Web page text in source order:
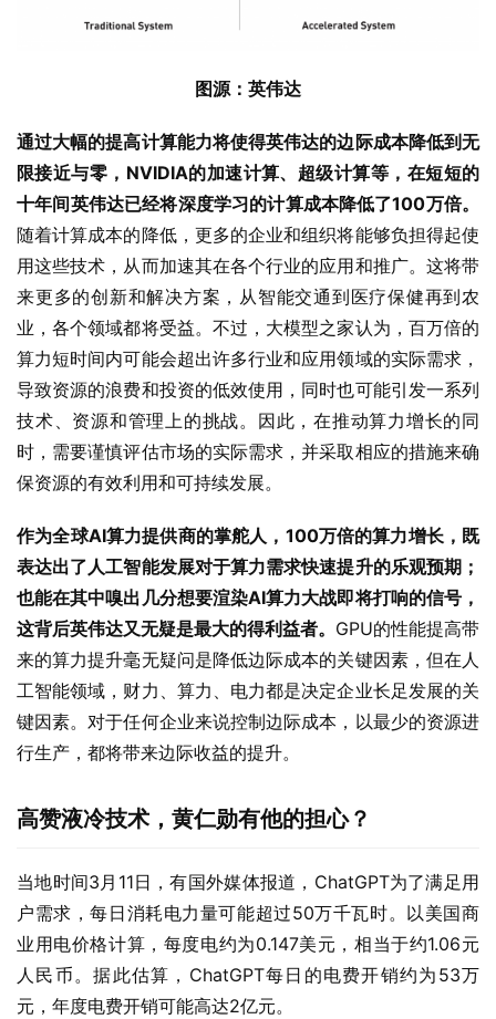
图源：英伟达
通过大幅的提高计算能力将使得英伟达的边际成本降低到无
限接近与零，NVIDIA的加速计算、超级计算等，在短短的
十年间英伟达已经将深度学习的计算成本降低了100万倍。
随着计算成本的降低，更多的企业和组织将能够负担得起使
用这些技术，从而加速其在各个行业的应用和推广。这将带
来更多的创新和解决方案，从智能交通到医疗保健再到农
业，各个领域都将受益。不过，大模型之家认为，百万倍的
算力短时间内可能会超出许多行业和应用领域的实际需求，
导致资源的浪费和投资的低效使用，同时也可能引发一系列
技术、资源和管理上的挑战。因此，在推动算力增长的同
时，需要谨慎评估市场的实际需求，并采取相应的措施来确
保资源的有效利用和可持续发展。
作为全球AI算力提供商的掌舵人，100万倍的算力增长，既
表达出了人工智能发展对于算力需求快速提升的乐观预期 ；
也能在其中嗅出几分想要渲染AI算力大战即将打响的信号，
这背后英伟达又无疑是最大的得利益者。 GPU的性能提高带
来的算力提升毫无疑问是降低边际成本的关键因素，但在人
工智能领域，财力、算力、电力都是决定企业长足发展的关
键因素。对于任何企业来说控制边际成本，以最少的资源进
行生产，都将带来边际收益的提升。
高赞液冷技术，黄仁勋有他的担心？
当地时间3月11日，有国外媒体报道，ChatGPT为了满足用
户需求，每日消耗电力量可能超过50万千瓦时。以美国商
业用电价格计算，每度电约为0.147美元，相当于约1.06元
人民币。据此估算，ChatGPT每日的电费开销约为53万
元，年度电费开销可能高达2亿元。